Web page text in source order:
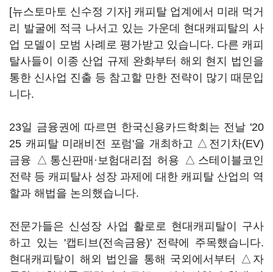
[뉴스토마토 신수정 기자] 캐피탈 업계에서 미래 먹거
리 발굴에 적극 나서고 있는 가운데 현대캐피탈의 사
업 모델이 모범 사례로 평가받고 있습니다. 다른 캐피
탈사들이 이종 산업 규제 완화부터 해외 현지 법인을
통한 신사업 진출 등 참고할 만한 전략이 많기 때문입
니다.
23일 금융권에 따르면 한국신용카드학회는 전날 '20
25 캐피탈 미래비전 포럼'을 개최하고 △전기차(EV)
금융 △통신판매·보험대리점 허용 △스테이블코인
전략 등 캐피탈사 성장 과제에 대한 캐피탈 산업의 역
할과 해법을 논의했습니다.
전문가들은 신성장 사업 활로로 현대캐피탈이 구사
하고 있는 '캡티브(전속금융)' 전략에 주목했습니다.
현대캐피탈이 해외 법인을 통해 국외에서부터 △자